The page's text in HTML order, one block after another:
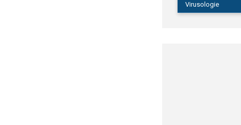
Virusologie